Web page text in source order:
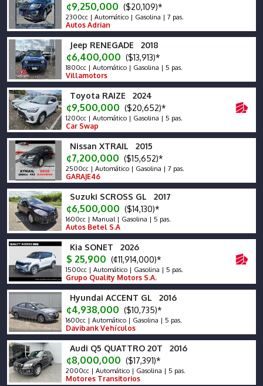
¢9,250,000 ($20,109)*
2300cc | Automático | Gasolina | 7 pas.
Autos Adrian
Jeep RENEGADE 2018
¢6,400,000 ($13,913)*
1800cc | Automático | Gasolina | 5 pas.
Villamotors
Toyota RAIZE 2024
¢9,500,000 ($20,652)*
1200cc | Automático | Gasolina | 5 pas.
Car Swap
Nissan XTRAIL 2015
¢7,200,000 ($15,652)*
2500cc | Automático | Gasolina | 7 pas.
GARAJE46
Suzuki SCROSS GL 2017
¢6,500,000 ($14,130)*
1600cc | Manual | Gasolina | 5 pas.
Autos Betel S.A
Kia SONET 2026
$ 25,900 (¢11,914,000)*
1500cc | Automático | Gasolina | 5 pas.
Grupo Quality Motors S.A.
Hyundai ACCENT GL 2016
¢4,938,000 ($10,735)*
1600cc | Automático | Gasolina | 5 pas.
Davibank Vehículos
Audi Q5 QUATTRO 20T 2016
¢8,000,000 ($17,391)*
2000cc | Automático | Gasolina | 5 pas.
Motores Transitorios